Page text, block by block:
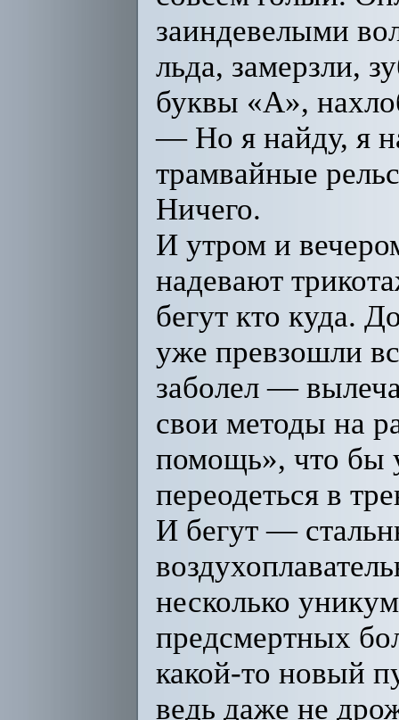
заиндевелыми
льда, замерзли,
буквы «А»,
— Но я найду, я
трамвайные
Ничего.
И утром и
надевают
бегут кто куда.
уже превзошли
заболел —
свои методы на
помощь», что бы
переодеться в
И бегут —
несколько
предсмертных
какой-то новый
ведь даже не